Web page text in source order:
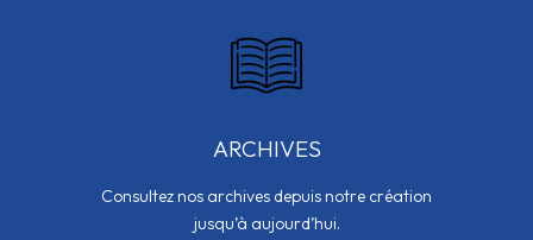
ARCHIVES
Consultez nos archives depuis notre création
jusqu’à aujourd’hui.